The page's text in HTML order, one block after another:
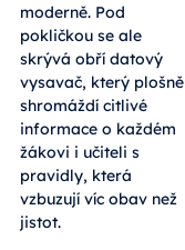
moderně. Pod
pokličkou se ale
skrývá obří datový
vysavač, který plošně
shromáždí citlivé
informace o každém
žákovi i učiteli s
pravidly, která
vzbuzují víc obav než
jistot.